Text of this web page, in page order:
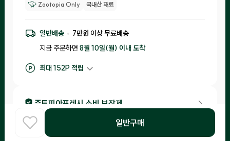
Zootopia Only 국내산 재료
일반배송 7만원 이상 무료배송
지금 주문하면 8월 10일(월) 이내 도착
최대152P 적립
주토피아프레시 소비 보장제
•입고일 기준 1일-15일 이내 제조된 제품만 입고돼요.
소비기한이 20일 이내 남은 제품은 체험을 신청한 고객님들께 랜
홈
일반구매